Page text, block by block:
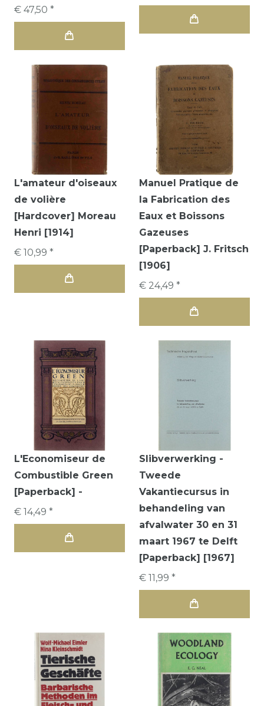
€ 47,50 *
L'amateur d'oiseaux
de volière
[Hardcover] Moreau
Henri [1914]
€ 10,99 *
Manuel Pratique de
la Fabrication des
Eaux et Boissons
Gazeuses
[Paperback] J. Fritsch
[1906]
€ 24,49 *
L'Economiseur de
Combustible Green
[Paperback] -
€ 14,49 *
Slibverwerking -
Tweede
Vakantiecursus in
behandeling van
afvalwater 30 en 31
maart 1967 te Delft
[Paperback] [1967]
€ 11,99 *